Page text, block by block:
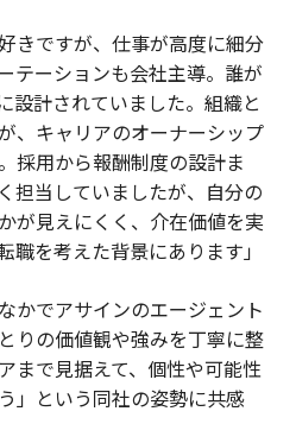
きですが、仕事が高度に細分
テーションも会社主導。誰が
設計されていました。組織と
、キャリアのオーナーシップ
採用から報酬制度の設計ま
担当していましたが、自分の
が見えにくく、介在価値を実
職を考えた背景にあります」
かでアサインのエージェント
りの価値観や強みを丁寧に整
まで見据えて、個性や可能性
」という同社の姿勢に共感